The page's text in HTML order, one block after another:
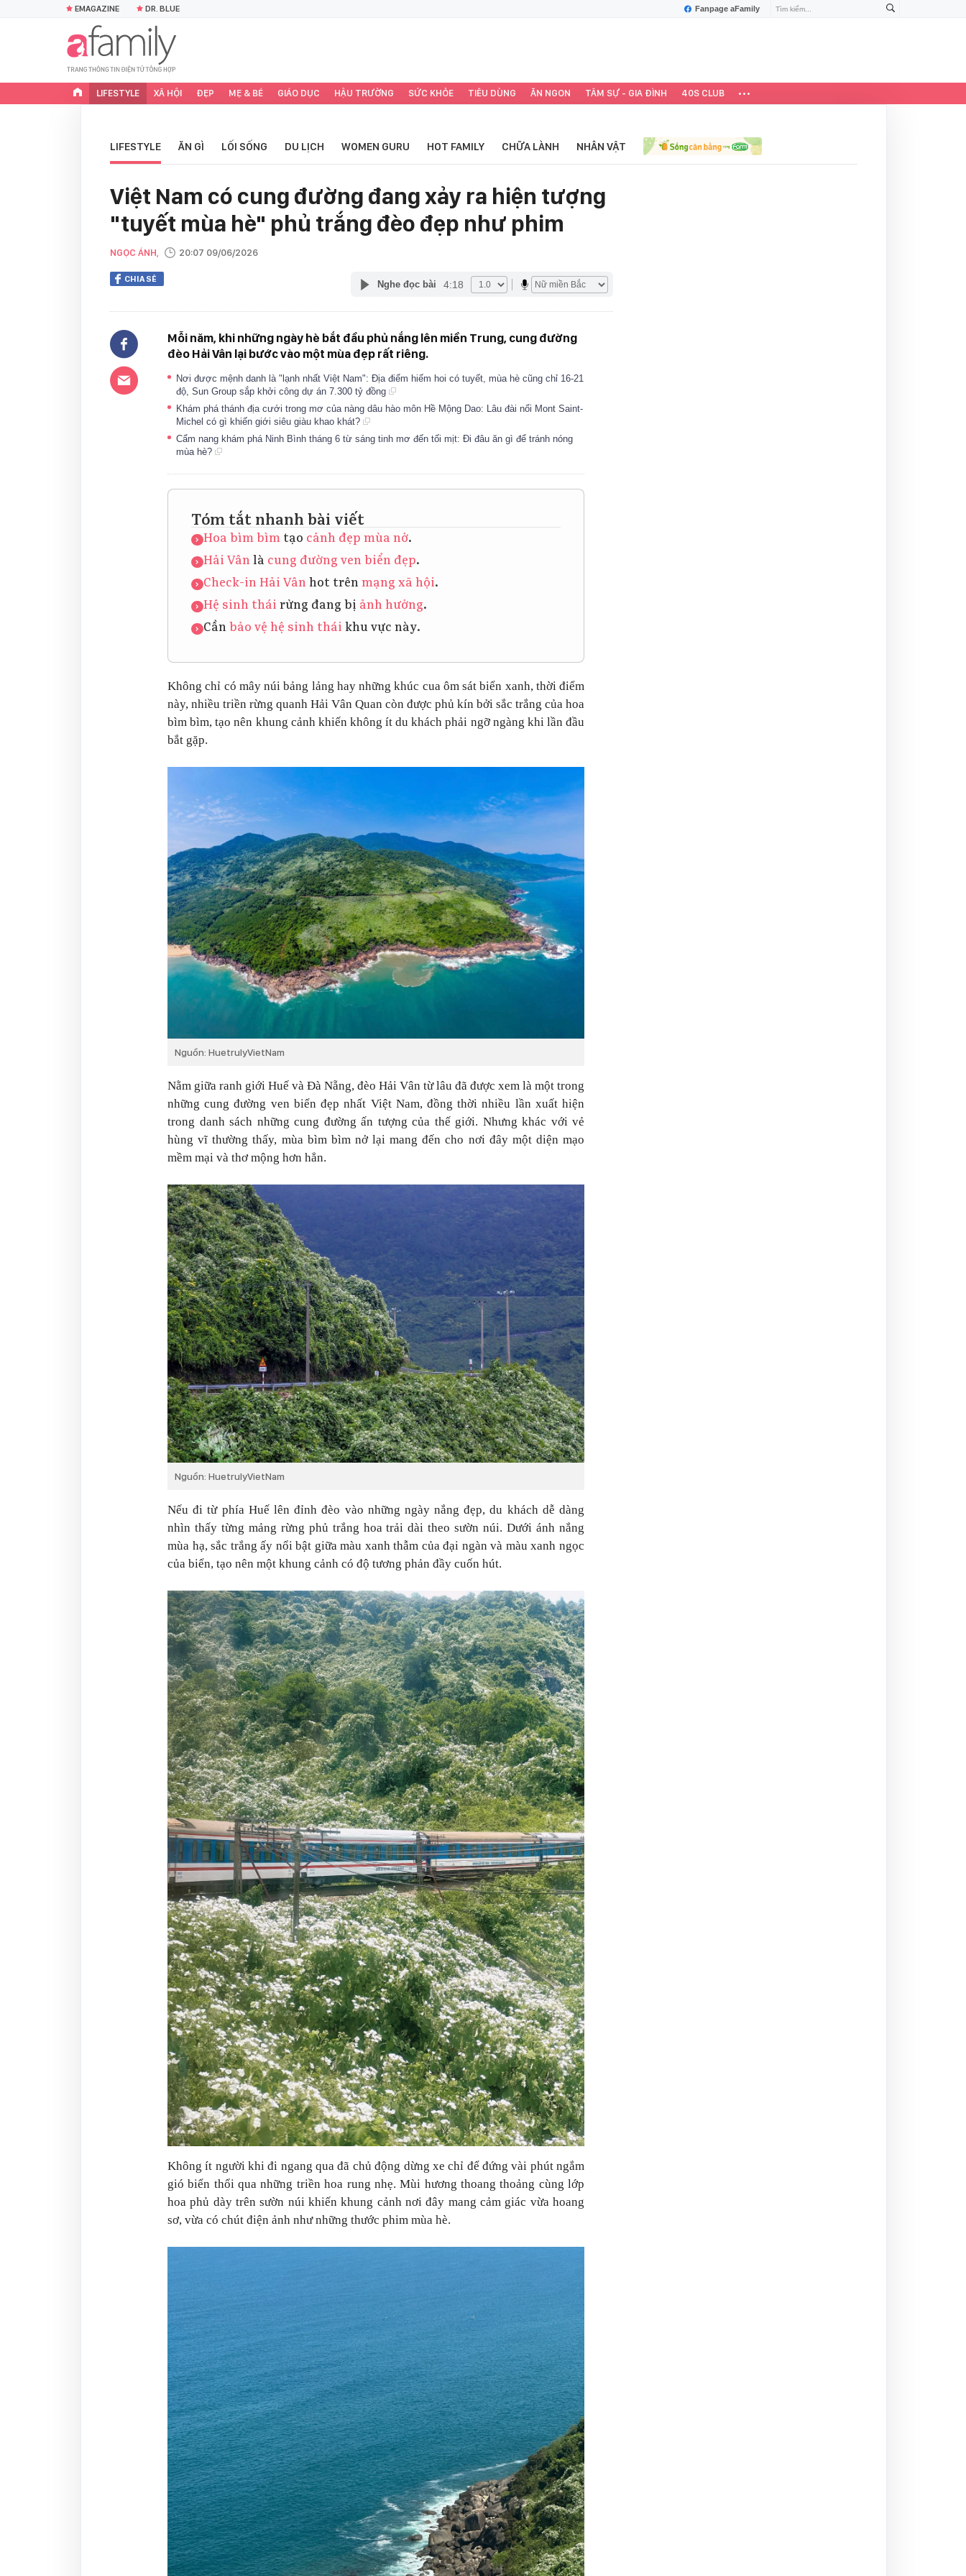
Fanpage aFamily
EMAGAZINE DR. BLUE
LIFESTYLE XÃ HỘI ĐẸP MẸ & BÉ GIÁO DỤC HẬU TRƯỜNG SỨC KHỎE TIÊU DÙNG ĂN NGON TÂM SỰ - GIA ĐÌNH 40S CLUB
LIFESTYLE ĂN GÌ LỐI SỐNG DU LỊCH WOMEN GURU HOT FAMILY CHỮA LÀNH NHÂN VẬT
Việt Nam có cung đường đang xảy ra hiện tượng
"tuyết mùa hè" phủ trắng đèo đẹp như phim
NGỌC ÁNH, 20:07 09/06/2026
CHIA SẺ Nghe đọc bài 4:18
Mỗi năm, khi những ngày hè bắt đầu phủ nắng lên miền Trung, cung đường
đèo Hải Vân lại bước vào một mùa đẹp rất riêng.
Nơi được mệnh danh là "lạnh nhất Việt Nam": Địa điểm hiếm hoi có tuyết, mùa hè cũng chỉ 16-21
độ, Sun Group sắp khởi công dự án 7.300 tỷ đồng
Khám phá thánh địa cưới trong mơ của nàng dâu hào môn Hề Mộng Dao: Lâu đài nổi Mont Saint-
Michel có gì khiến giới siêu giàu khao khát?
Cẩm nang khám phá Ninh Bình tháng 6 từ sáng tinh mơ đến tối mịt: Đi đâu ăn gì để tránh nóng
mùa hè?
Tóm tắt nhanh bài viết
Hoa bìm bìmtạo cảnh đẹp mùa nở.
Hải Vânlà cung đường ven biển đẹp.
Check-in Hải Vânhot trênmạng xã hội.
Hệ sinh thái rừng đang bị ảnh hưởng.
Cầnbảo vệ hệ sinh thái khu vực này.
Không chỉ có mây núi bảng lảng hay những khúc cua ôm sát biển xanh, thời điểm
này, nhiều triền rừng quanh Hải Vân Quan còn được phủ kín bởi sắc trắng của hoa
bìm bìm, tạo nên khung cảnh khiến không ít du khách phải ngỡ ngàng khi lần đầu
bắt gặp.
Nguồn: HuetrulyVietNam
Nằm giữa ranh giới Huế và Đà Nẵng, đèo Hải Vân từ lâu đã được xem là một trong
những cung đường ven biển đẹp nhất Việt Nam, đồng thời nhiều lần xuất hiện
trong danh sách những cung đường ấn tượng của thế giới. Nhưng khác với vẻ
hùng vĩ thường thấy, mùa bìm bìm nở lại mang đến cho nơi đây một diện mạo
mềm mại và thơ mộng hơn hẳn.
Nguồn: HuetrulyVietNam
Nếu đi từ phía Huế lên đỉnh đèo vào những ngày nắng đẹp, du khách dễ dàng
nhìn thấy từng mảng rừng phủ trắng hoa trải dài theo sườn núi. Dưới ánh nắng
mùa hạ, sắc trắng ấy nổi bật giữa màu xanh thẫm của đại ngàn và màu xanh ngọc
của biển, tạo nên một khung cảnh có độ tương phản đầy cuốn hút.
Không ít người khi đi ngang qua đã chủ động dừng xe chỉ để đứng vài phút ngắm
gió biển thổi qua những triền hoa rung nhẹ. Mùi hương thoang thoảng cùng lớp
hoa phủ dày trên sườn núi khiến khung cảnh nơi đây mang cảm giác vừa hoang
sơ, vừa có chút điện ảnh như những thước phim mùa hè.